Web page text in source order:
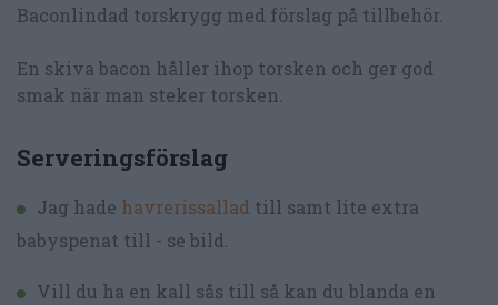
Baconlindad torskrygg med förslag på tillbehör.
En skiva bacon håller ihop torsken och ger god
smak när man steker torsken.
Serveringsförslag
Jag hade havrerissallad till samt lite extra
babyspenat till - se bild.
Vill du ha en kall sås till så kan du blanda en